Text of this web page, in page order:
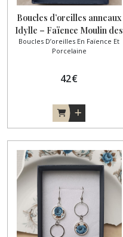
Boucles d’oreilles anneaux
Idylle – Faïence Moulin des
Loups
Boucles D’oreilles En Faïence Et
Porcelaine
42€